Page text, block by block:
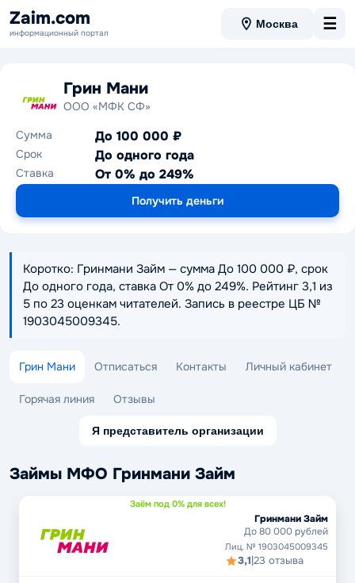
Zaim.com
информационный портал
Москва ☰
Грин Мани
ООО «МФК СФ»
Сумма
До 100 000 ₽
Срок До одного года
Ставка От 0% до 249%
Получить деньги
Коротко: Гринмани Займ — сумма До 100 000 ₽, срок
До одного года, ставка От 0% до 249%. Рейтинг 3,1 из
5 по 23 оценкам читателей. Запись в реестре ЦБ №
1903045009345.
Грин Мани Отписаться Контакты Личный кабинет
Горячая линия Отзывы
Я представитель организации
Займы МФО Гринмани Займ
Заём под 0% для всех!
Гринмани Займ
До 80 000 рублей
Лиц. № 1903045009345
3,1|23 отзыва